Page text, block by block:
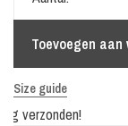
Toevoegen aan
Size guide
verzonden!